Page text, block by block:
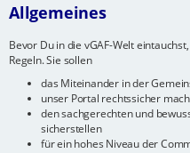
Allgemeines
Bevor Du in die vGAF-Welt
Regeln. Sie sollen
das Miteinander in der
unser Portal rechtssicher
den sachgerechten und
sicherstellen
für ein hohes Niveau der